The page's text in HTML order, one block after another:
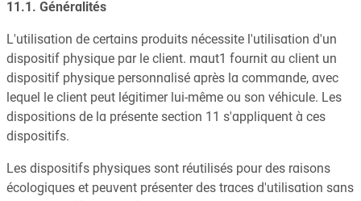
11.1. Généralités
L'utilisation de certains produits nécessite l'utilisation d'un
dispositif physique par le client. maut1 fournit au client un
dispositif physique personnalisé après la commande, avec
lequel le client peut légitimer lui-même ou son véhicule. Les
dispositions de la présente section 11 s'appliquent à ces
dispositifs.
Les dispositifs physiques sont réutilisés pour des raisons
écologiques et peuvent présenter des traces d'utilisation sans